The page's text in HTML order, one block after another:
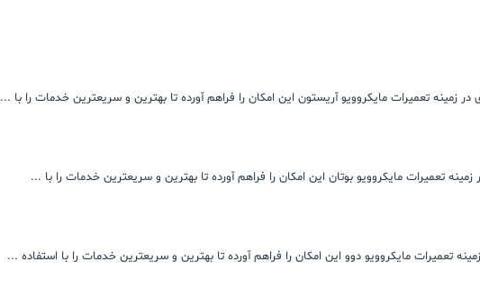
زمینه تعمیرات مایکروویو آریستون این امکان را فراهم آورده تا بهترین و سریعترین خدمات را با ...
تعمیرات مایکروویو بوتان این امکان را فراهم آورده تا بهترین و سریعترین خدمات را با ...
تعمیرات مایکروویو دوو این امکان را فراهم آورده تا بهترین و سریعترین خدمات را با استفاده ...